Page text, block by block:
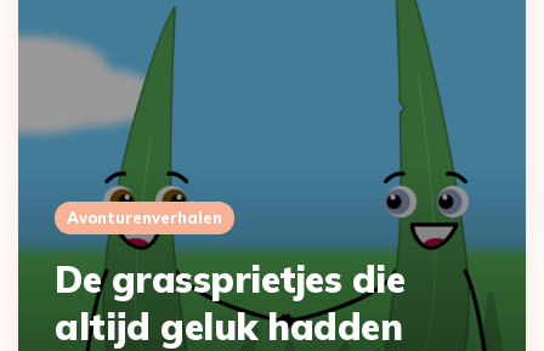
Avonturenverhalen
De grassprietjes die
altijd geluk hadden